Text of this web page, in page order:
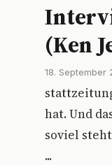
(Ken
18. September
hat. Und
soviel
...